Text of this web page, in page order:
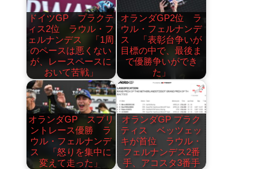
ドイツGP プラクテ
ィス2位 ラウル・フ
ェルナンデス 「1周
のペースは悪くない
が、レースペースに
おいて苦戦」
オランダGP2位 ラ
ウル・フェルナンデ
ス 「表彰台争いが
目標の中で、最後ま
で優勝争いができ
た」
オランダGP スプリ
ントレース優勝 ラ
ウル・フェルナンデ
ス 「怒りを集中に
変えて走った」
オランダGP プラク
ティス ベッツェッ
キが首位 ラウル・
フェルナンデス2番
手、アコスタ3番手